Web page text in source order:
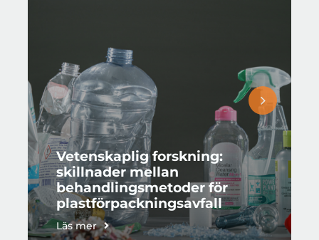
Vetenskaplig forskning:
skillnader mellan
behandlingsmetoder för
plastförpackningsavfall​
Läs mer